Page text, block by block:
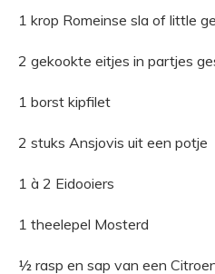
1 krop Romeinse sla of little
2 gekookte eitjes in partjes
1 borst kipfilet
2 stuks Ansjovis uit een potje
1 à 2 Eidooiers
1 theelepel Mosterd
½ rasp en sap van een